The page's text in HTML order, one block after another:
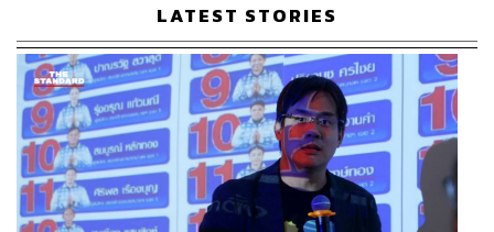
LATEST STORIES